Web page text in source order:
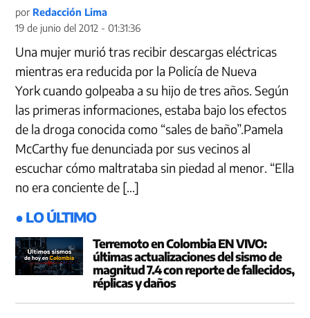
por Redacción Lima
19 de junio del 2012 - 01:31:36
Una mujer murió tras recibir descargas eléctricas
mientras era reducida por la Policía de Nueva
York cuando golpeaba a su hijo de tres años. Según
las primeras informaciones, estaba bajo los efectos
de la droga conocida como “sales de baño”.Pamela
McCarthy fue denunciada por sus vecinos al
escuchar cómo maltrataba sin piedad al menor. “Ella
no era conciente de […]
● LO ÚLTIMO
Terremoto en Colombia EN VIVO:
últimas actualizaciones del sismo de
magnitud 7.4 con reporte de fallecidos,
réplicas y daños